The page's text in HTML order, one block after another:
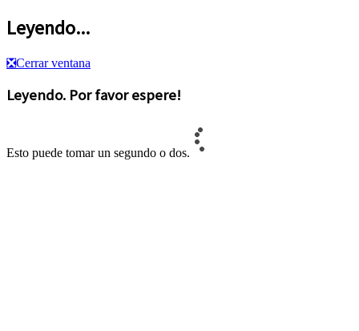
Leyendo...
❎Cerrar ventana
Leyendo. Por favor espere!
Esto puede tomar un segundo o dos.